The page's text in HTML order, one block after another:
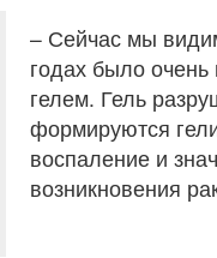
– Сейчас мы
годах было очень
гелем. Гель
формируются
воспаление и
возникновения